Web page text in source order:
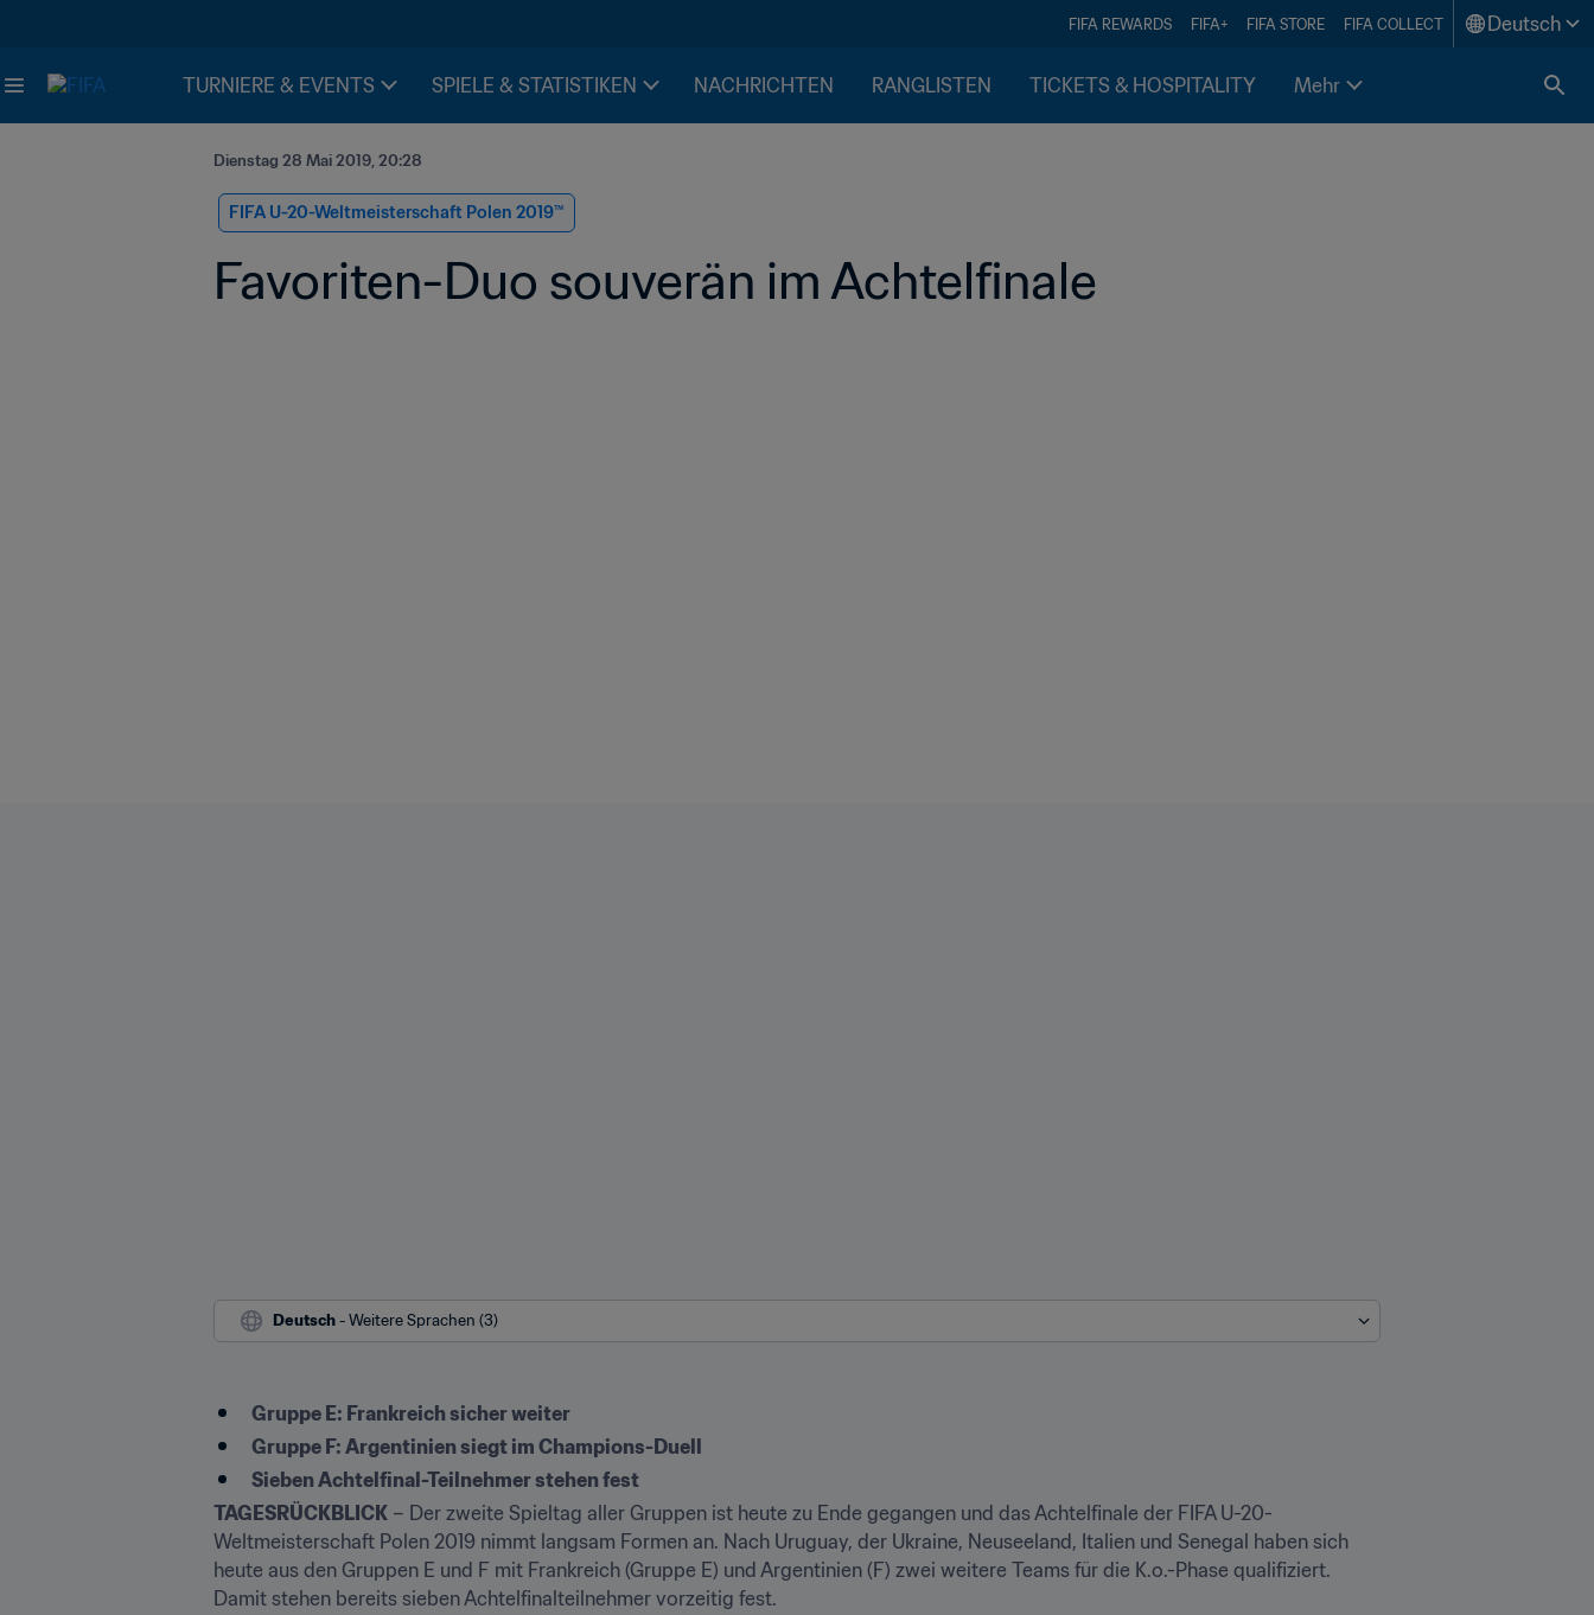
FIFA REWARDS FIFA+ FIFA STORE FIFA COLLECT Deutsch
TURNIERE & EVENTS SPIELE & STATISTIKEN NACHRICHTEN RANGLISTEN TICKETS & HOSPITALITY Mehr
Dienstag 28 Mai 2019, 20:28
FIFA U-20-Weltmeisterschaft Polen 2019™
Favoriten-Duo souverän im Achtelfinale
Deutsch - Weitere Sprachen (3)
Gruppe E: Frankreich sicher weiter
Gruppe F: Argentinien siegt im Champions-Duell
Sieben Achtelfinal-Teilnehmer stehen fest
TAGESRÜCKBLICK – Der zweite Spieltag aller Gruppen ist heute zu Ende gegangen und das Achtelfinale der FIFA U-20-
Weltmeisterschaft Polen 2019 nimmt langsam Formen an. Nach Uruguay, der Ukraine, Neuseeland, Italien und Senegal haben sich
heute aus den Gruppen E und F mit Frankreich (Gruppe E) und Argentinien (F) zwei weitere Teams für die K.o.-Phase qualifiziert.
Damit stehen bereits sieben Achtelfinalteilnehmer vorzeitig fest.